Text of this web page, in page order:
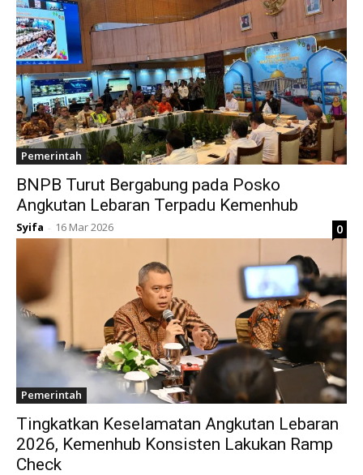
Pemerintah
BNPB Turut Bergabung pada Posko
Angkutan Lebaran Terpadu Kemenhub
Syifa - 16 Mar 2026 0
Pemerintah
Tingkatkan Keselamatan Angkutan Lebaran
2026, Kemenhub Konsisten Lakukan Ramp
Check